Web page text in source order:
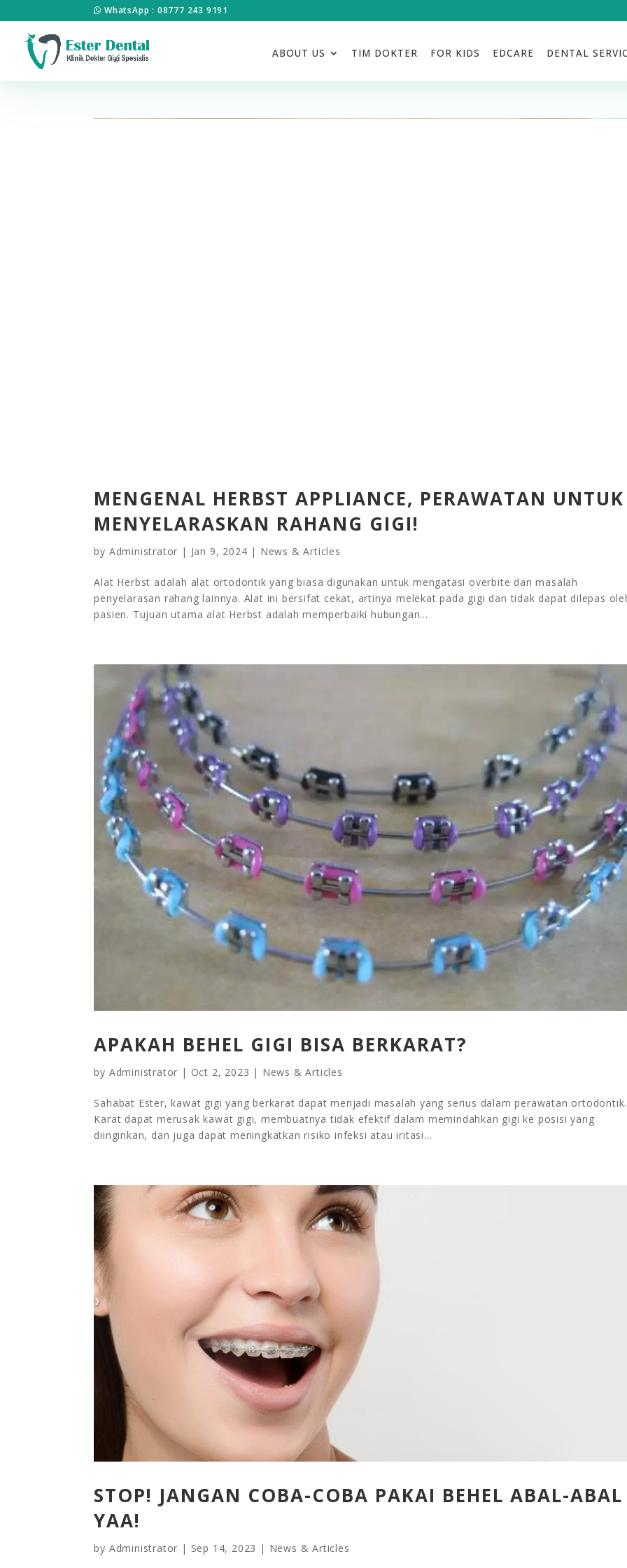
WhatsApp : 08777 243 9191
ABOUT US TIM DOKTER FOR KIDS EDCARE DENTAL
MENGENAL HERBST APPLIANCE, PERAWATAN UNTUK
MENYELARASKAN RAHANG GIGI!
by Administrator | Jan 9, 2024 | News & Articles
Alat Herbst adalah alat ortodontik yang biasa digunakan untuk mengatasi overbite dan masalah
penyelarasan rahang lainnya. Alat ini bersifat cekat, artinya melekat pada gigi dan tidak dapat dilepas
pasien. Tujuan utama alat Herbst adalah memperbaiki hubungan...
APAKAH BEHEL GIGI BISA BERKARAT?
by Administrator | Oct 2, 2023 | News & Articles
Sahabat Ester, kawat gigi yang berkarat dapat menjadi masalah yang serius dalam perawatan ortodontik.
Karat dapat merusak kawat gigi, membuatnya tidak efektif dalam memindahkan gigi ke posisi yang
diinginkan, dan juga dapat meningkatkan risiko infeksi atau iritasi...
STOP! JANGAN COBA-COBA PAKAI BEHEL ABAL-ABAL
YAA!
by Administrator | Sep 14, 2023 | News & Articles